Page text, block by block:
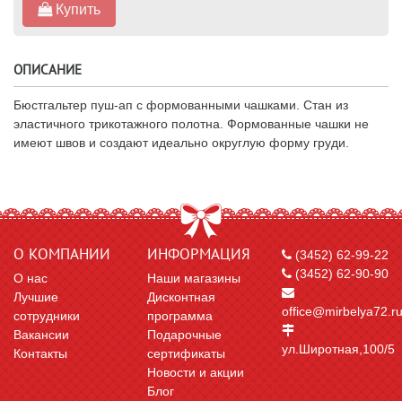
Купить
ОПИСАНИЕ
Бюстгальтер пуш-ап с формованными чашками. Стан из
эластичного трикотажного полотна. Формованные чашки не
имеют швов и создают идеально округлую форму груди.
О КОМПАНИИ
О нас
Лучшие
сотрудники
Вакансии
Контакты
ИНФОРМАЦИЯ
Наши магазины
Дисконтная
программа
Подарочные
сертификаты
Новости и акции
Блог
(3452) 62-99-22
(3452) 62-90-90
office@mirbelya72.ru
ул.Широтная,100/5